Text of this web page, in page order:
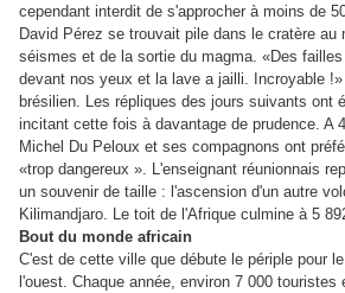
cependant interdit de s'approcher à moins de
David Pérez se trouvait pile dans le cratère au
séismes et de la sortie du magma. «Des
devant nos yeux et la lave a jailli. Incroyable
brésilien. Les répliques des jours suivants ont
incitant cette fois à davantage de prudence. A
Michel Du Peloux et ses compagnons ont
«trop dangereux ». L'enseignant réunionnais
un souvenir de taille : l'ascension d'un autre
Kilimandjaro. Le toit de l'Afrique culmine à 5
Bout du monde africain
C'est de cette ville que débute le périple pour
l'ouest. Chaque année, environ 7 000